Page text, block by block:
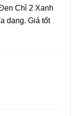
Chỉ 2 Xanh
dạng. Giá tốt